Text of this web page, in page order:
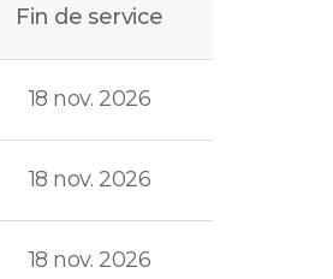
Fin de service
18 nov. 2026
18 nov. 2026
18 nov. 2026